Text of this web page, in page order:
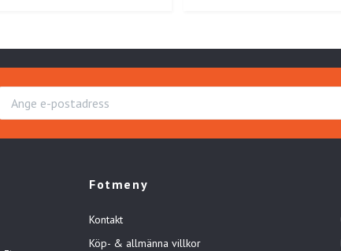
Fotmeny
Kontakt
Köp- & allmänna villkor